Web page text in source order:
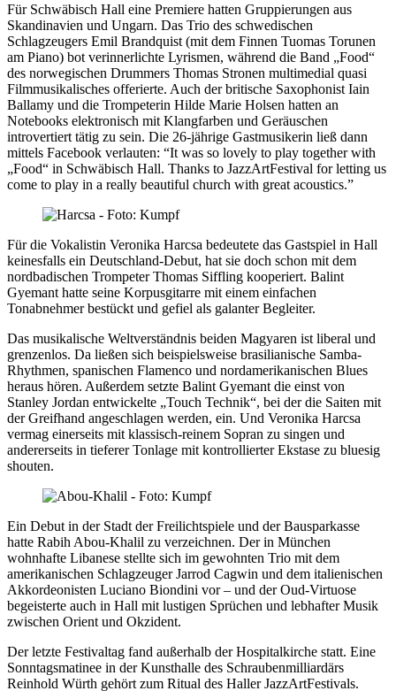
Für Schwäbisch Hall eine Premiere hatten Gruppierungen aus
Skandinavien und Ungarn. Das Trio des schwedischen
Schlagzeugers Emil Brandquist (mit dem Finnen Tuomas Torunen
am Piano) bot verinnerlichte Lyrismen, während die Band „Food“
des norwegischen Drummers Thomas Stronen multimedial quasi
Filmmusikalisches offerierte. Auch der britische Saxophonist Iain
Ballamy und die Trompeterin Hilde Marie Holsen hatten an
Notebooks elektronisch mit Klangfarben und Geräuschen
introvertiert tätig zu sein. Die 26-jährige Gastmusikerin ließ dann
mittels Facebook verlauten: “It was so lovely to play together with
„Food“ in Schwäbisch Hall. Thanks to JazzArtFestival for letting us
come to play in a really beautiful church with great acoustics.”
Für die Vokalistin Veronika Harcsa bedeutete das Gastspiel in Hall
keinesfalls ein Deutschland-Debut, hat sie doch schon mit dem
nordbadischen Trompeter Thomas Siffling kooperiert. Balint
Gyemant hatte seine Korpusgitarre mit einem einfachen
Tonabnehmer bestückt und gefiel als galanter Begleiter.
Das musikalische Weltverständnis beiden Magyaren ist liberal und
grenzenlos. Da ließen sich beispielsweise brasilianische Samba-
Rhythmen, spanischen Flamenco und nordamerikanischen Blues
heraus hören. Außerdem setzte Balint Gyemant die einst von
Stanley Jordan entwickelte „Touch Technik“, bei der die Saiten mit
der Greifhand angeschlagen werden, ein. Und Veronika Harcsa
vermag einerseits mit klassisch-reinem Sopran zu singen und
andererseits in tieferer Tonlage mit kontrollierter Ekstase zu bluesig
shouten.
Ein Debut in der Stadt der Freilichtspiele und der Bausparkasse
hatte Rabih Abou-Khalil zu verzeichnen. Der in München
wohnhafte Libanese stellte sich im gewohnten Trio mit dem
amerikanischen Schlagzeuger Jarrod Cagwin und dem italienischen
Akkordeonisten Luciano Biondini vor – und der Oud-Virtuose
begeisterte auch in Hall mit lustigen Sprüchen und lebhafter Musik
zwischen Orient und Okzident.
Der letzte Festivaltag fand außerhalb der Hospitalkirche statt. Eine
Sonntagsmatinee in der Kunsthalle des Schraubenmilliardärs
Reinhold Würth gehört zum Ritual des Haller JazzArtFestivals.